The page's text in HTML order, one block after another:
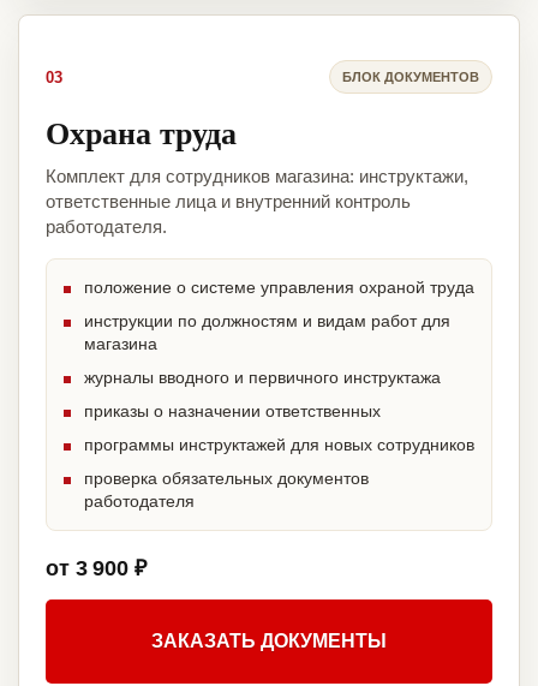
03 БЛОК ДОКУМЕНТОВ
Охрана труда
Комплект для сотрудников магазина: инструктажи,
ответственные лица и внутренний контроль
работодателя.
положение о системе управления охраной труда
инструкции по должностям и видам работ для
магазина
журналы вводного и первичного инструктажа
приказы о назначении ответственных
программы инструктажей для новых сотрудников
проверка обязательных документов
работодателя
от 3 900 ₽
ЗАКАЗАТЬ ДОКУМЕНТЫ